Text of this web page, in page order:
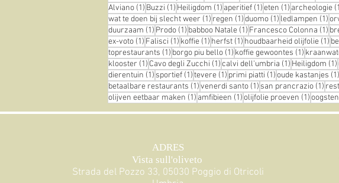
Alviano (1) 1 post
Buzzi (1) 1 post
Heiligdom (1) 1 post
aperitief (1)1 post
eten (1) 1 post
archeologie
wat te doen bij slecht weer (1) 1 post
regen (1)1 post
duomo (1) 1 post
ledlampen (1)1
duurzaam (1) 1 post
Prodo (1) 1 post
babboo Natale (1) 1 post
Francesco Colonna (1) 1
ex-voto (1) 1 post
Falisci (1) 1 post
koffie (1) 1 post
herfst (1) 1 post
houdbaarheid olijfolie (1) 1
toprestaurants (1) 1 post
borgo piu bello (1) 1 post
koffie gewoontes (1) 1 post
klooster (1) 1 post
Cavo degli Zucchi (1)1 post
calvi dell'umbria (1) 1 post
Heiligdom (1)
dierentuin (1) 1 post
sportief (1)1 post
tevere (1) 1 post
primi piatti (1)1 post
oude kastanjes (1)
betaalbare restaurants (1)1 post
venerdi santo (1) 1 post
san prancrazio (1) 1
olijven eetbaar maken (1) 1 post
amfibieen (1)1 post
olijfolie proeven (1)1 post
oogsten
ADRES
Vista sull'oliveto
Strada del Pozzo 33, 05030 Poggio di Otricoli